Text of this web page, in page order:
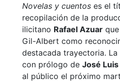
Novelas y cuentos es el
recopilación de la
ilicitano Rafael Azuar
Gil-Albert como
destacada trayectoria. La
con prólogo de José
al público el próximo